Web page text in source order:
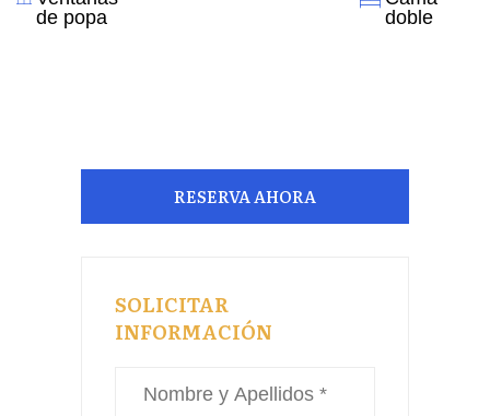
de popa
doble
RESERVA AHORA
SOLICITAR
INFORMACIÓN